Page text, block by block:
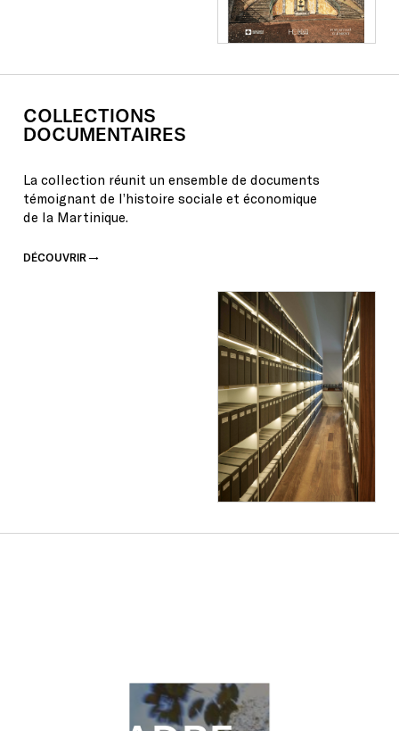
COLLECTIONS
DOCUMENTAIRES
La collection réunit un ensemble de documents
témoignant de l’histoire sociale et économique
de la Martinique.
DÉCOUVRIR